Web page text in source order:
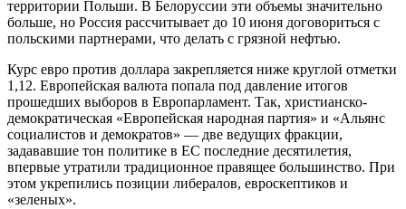
территории Польши. В Белоруссии эти объемы значительно
больше, но Россия рассчитывает до 10 июня договориться с
польскими партнерами, что делать с грязной нефтью.
Курс евро против доллара закрепляется ниже круглой отметки
1,12. Европейская валюта попала под давление итогов
прошедших выборов в Европарламент. Так, христианско-
демократическая «Европейская народная партия» и «Альянс
социалистов и демократов» — две ведущих фракции,
задававшие тон политике в ЕС последние десятилетия,
впервые утратили традиционное правящее большинство. При
этом укрепились позиции либералов, евроскептиков и
«зеленых».